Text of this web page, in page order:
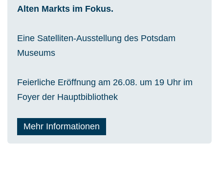
Alten Markts im Fokus.
Eine Satelliten-Ausstellung des Potsdam
Museums
Feierliche Eröffnung am 26.08. um 19 Uhr im
Foyer der Hauptbibliothek
Mehr Informationen